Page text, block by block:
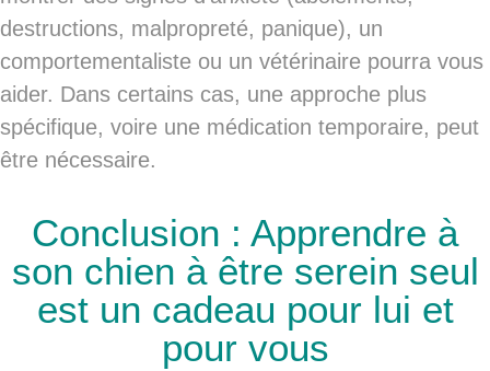
destructions, malpropreté, panique), un
comportementaliste ou un vétérinaire pourra vous
aider. Dans certains cas, une approche plus
spécifique, voire une médication temporaire, peut
être nécessaire.
Conclusion : Apprendre à
son chien à être serein seul
est un cadeau pour lui et
pour vous